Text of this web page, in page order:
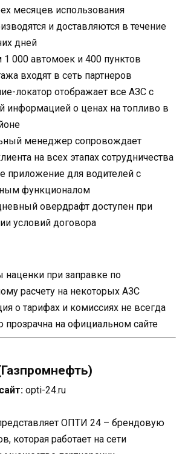
месяцев использования
и доставляются в течение
дней
000 автомоек и 400 пунктов
входят в сеть партнеров
локатор отображает все АЗС с
информацией о ценах на топливо в
менеджер сопровождает
на всех этапах сотрудничества
приложение для водителей с
функционалом
овердрафт доступен при
условий договора
при заправке по
расчету на некоторых АЗС
о тарифах и комиссиях не всегда
прозрачна на официальном сайте
opti-24.ru
ОПТИ 24 – брендовую
которая работает на сети